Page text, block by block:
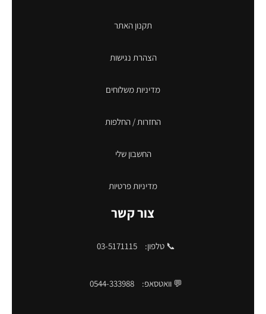
תקנון האתר
הצהרת נגישות
מדיניות משלוחים
החזרות / החלפות
החשבון שלי
מדיניות פרטיות
צור קשר
📞 טלפון: 03-5171115
💬 וואטסאפ: 0544-333988